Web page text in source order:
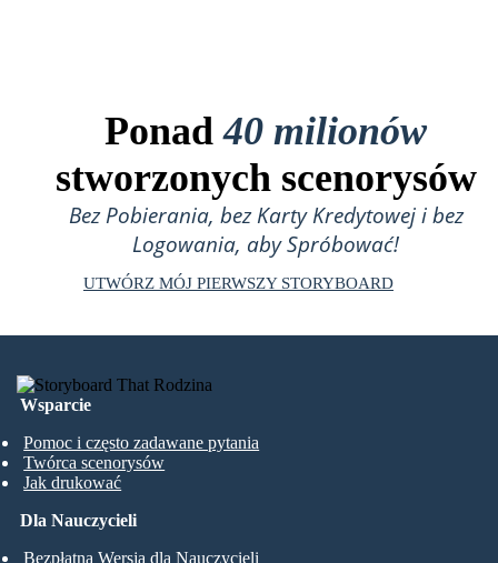
Ponad40 milionów
stworzonych scenorysów
Bez Pobierania, bez Karty Kredytowej i bez
Logowania, aby Spróbować!
UTWÓRZ MÓJ PIERWSZY STORYBOARD
Wsparcie
Pomoc i często zadawane pytania
Twórca scenorysów
Jak drukować
Dla Nauczycieli
Bezpłatna Wersja dla Nauczycieli